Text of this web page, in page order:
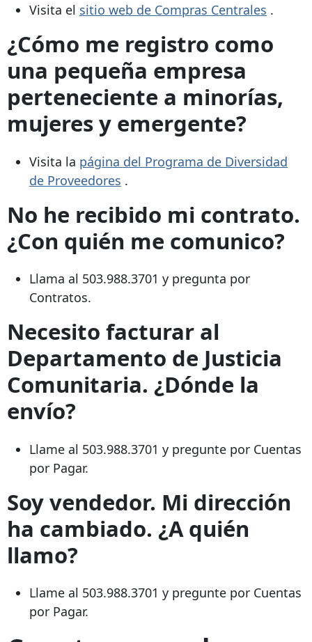
Visita el sitio web de Compras Centrales .
¿Cómo me registro como
una pequeña empresa
perteneciente a minorías,
mujeres y emergente?
Visita la página del Programa de Diversidad
de Proveedores .
No he recibido mi contrato.
¿Con quién me comunico?
Llama al 503.988.3701 y pregunta por
Contratos.
Necesito facturar al
Departamento de Justicia
Comunitaria. ¿Dónde la
envío?
Llame al 503.988.3701 y pregunte por Cuentas
por Pagar.
Soy vendedor. Mi dirección
ha cambiado. ¿A quién
llamo?
Llame al 503.988.3701 y pregunte por Cuentas
por Pagar.